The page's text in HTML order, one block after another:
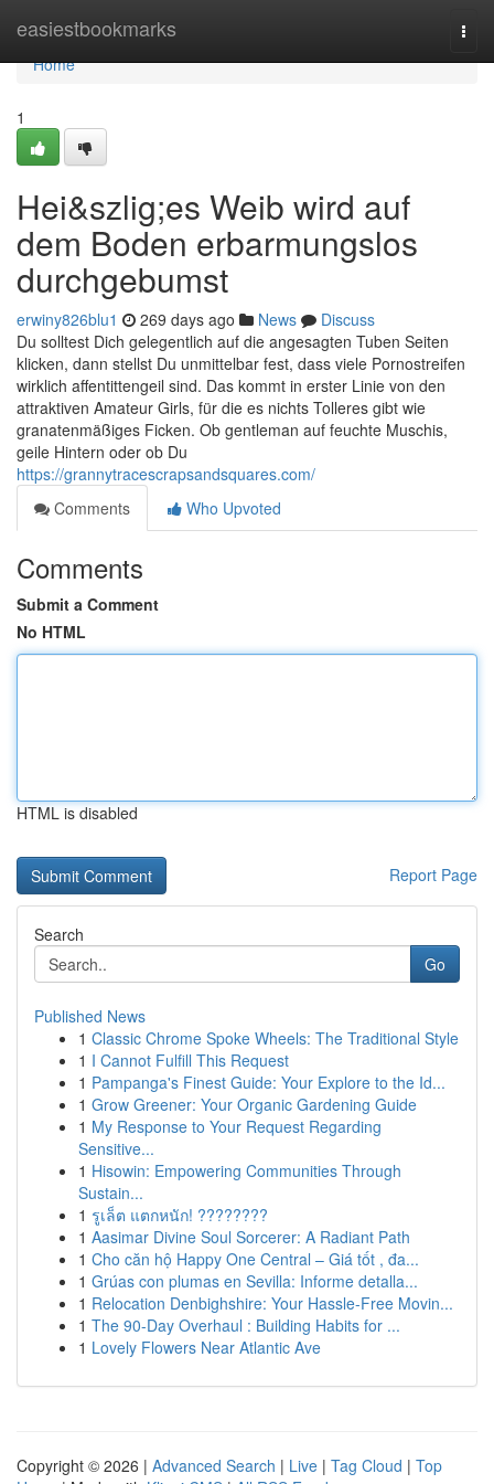
easiestbookmarks
Home
Home
1
Hei&szlig;es Weib wird auf
dem Boden erbarmungslos
durchgebumst
erwiny826blu1 269 days ago News
Discuss
Du solltest Dich gelegentlich auf die angesagten Tuben Seiten
klicken, dann stellst Du unmittelbar fest, dass viele Pornostreifen
wirklich affentittengeil sind. Das kommt in erster Linie von den
attraktiven Amateur Girls, für die es nichts Tolleres gibt wie
granatenmäßiges Ficken. Ob gentleman auf feuchte Muschis,
geile Hintern oder ob Du
https://grannytracescrapsandsquares.com/
Comments
Who Upvoted
Comments
Submit a Comment
No HTML
HTML is disabled
Report Page
Search
Go
Published News
1 Classic Chrome Spoke Wheels: The Traditional Style
1 I Cannot Fulfill This Request
1 Pampanga's Finest Guide: Your Explore to the Id...
1 Grow Greener: Your Organic Gardening Guide
1 My Response to Your Request Regarding
Sensitive...
1 Hisowin: Empowering Communities Through
Sustain...
1 รูเล็ต แตกหนัก! ????????
1 Aasimar Divine Soul Sorcerer: A Radiant Path
1 Cho căn hộ Happy One Central – Giá tốt , đa...
1 Grúas con plumas en Sevilla: Informe detalla...
1 Relocation Denbighshire: Your Hassle-Free Movin...
1 The 90-Day Overhaul : Building Habits for ...
1 Lovely Flowers Near Atlantic Ave
Copyright © 2026 | Advanced Search | Live | Tag Cloud | Top